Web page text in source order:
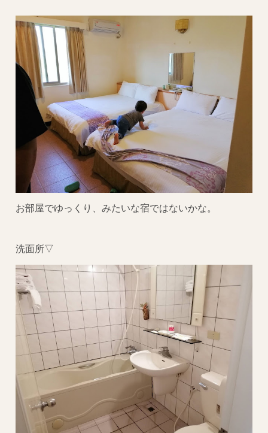
お部屋でゆっくり、みたいな宿ではないかな。
洗面所▽